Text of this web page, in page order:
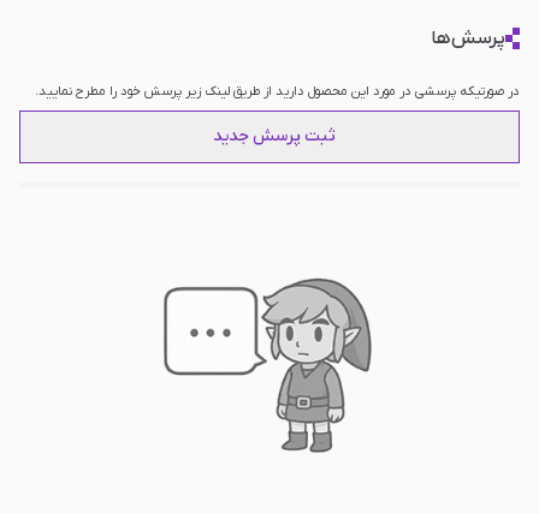
پرسش‌ها
در صورتیکه پرسشی در مورد این محصول دارید از طریق لینک زیر پرسش خود را مطرح نمایید.
ثبت پرسش جدید